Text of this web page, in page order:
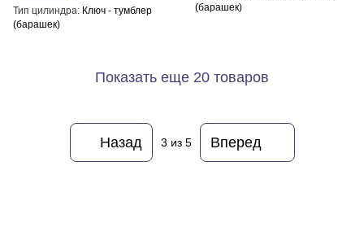
Тип цилиндра Ключ - тумблер
(барашек)
(барашек)
Показать еще 20 товаров
Назад 3 из 5 Вперед